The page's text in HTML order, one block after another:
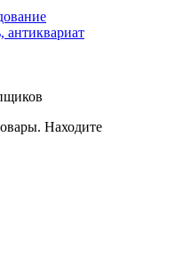
антиквариат
Находите